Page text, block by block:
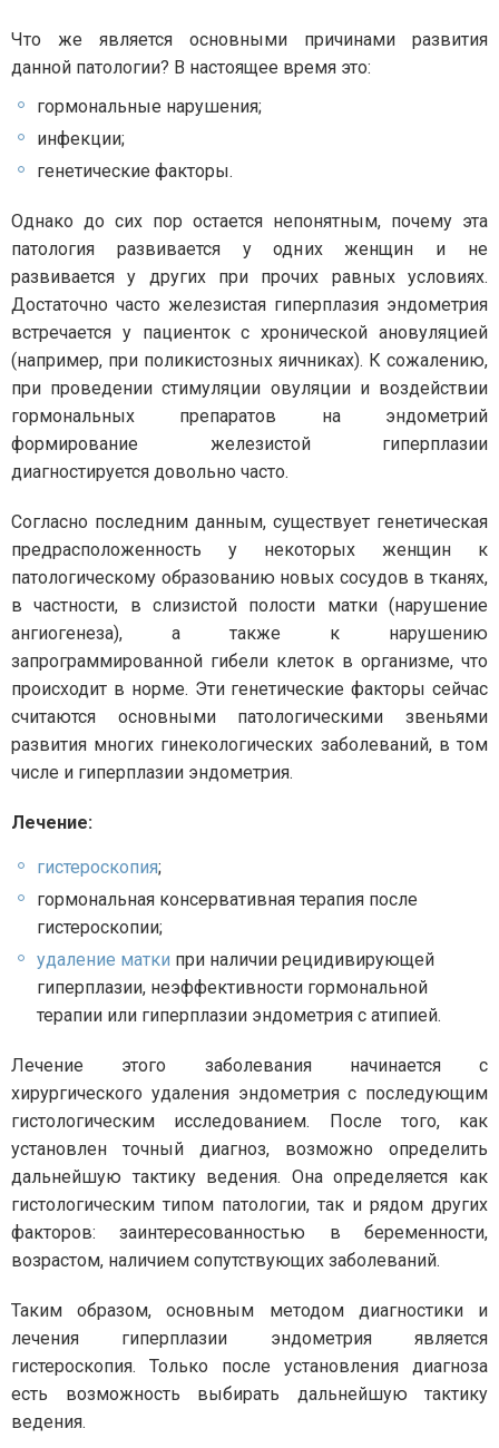
Что же является основными причинами развития
данной патологии? В настоящее время это:
гормональные нарушения;
инфекции;
генетические факторы.
Однако до сих пор остается непонятным, почему эта
патология развивается у одних женщин и не
развивается у других при прочих равных условиях.
Достаточно часто железистая гиперплазия эндометрия
встречается у пациенток с хронической ановуляцией
(например, при поликистозных яичниках). К сожалению,
при проведении стимуляции овуляции и воздействии
гормональных препаратов на эндометрий
формирование железистой гиперплазии
диагностируется довольно часто.
Согласно последним данным, существует генетическая
предрасположенность у некоторых женщин к
патологическому образованию новых сосудов в тканях,
в частности, в слизистой полости матки (нарушение
ангиогенеза), а также к нарушению
запрограммированной гибели клеток в организме, что
происходит в норме. Эти генетические факторы сейчас
считаются основными патологическими звеньями
развития многих гинекологических заболеваний, в том
числе и гиперплазии эндометрия.
Лечение:
гистероскопия;
гормональная консервативная терапия после
гистероскопии;
удаление матки при наличии рецидивирующей
гиперплазии, неэффективности гормональной
терапии или гиперплазии эндометрия с атипией.
Лечение этого заболевания начинается с
хирургического удаления эндометрия с последующим
гистологическим исследованием. После того, как
установлен точный диагноз, возможно определить
дальнейшую тактику ведения. Она определяется как
гистологическим типом патологии, так и рядом других
факторов: заинтересованностью в беременности,
возрастом, наличием сопутствующих заболеваний.
Таким образом, основным методом диагностики и
лечения гиперплазии эндометрия является
гистероскопия. Только после установления диагноза
есть возможность выбирать дальнейшую тактику
ведения.